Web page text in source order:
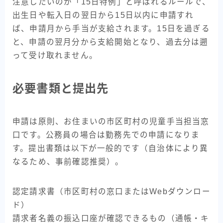
出生日や転入日の翌日から15日以内に申請すれ
ば、申請月から手当が支給されます。15日を過ぎる
と、申請の翌月分から支給開始となり、過去分は遡
って受け取れません。
必要書類と提出先
申請は原則、お住まいの市区町村の児童手当担当窓
口です。公務員の場合は勤務先での申請になりま
す。提出書類は以下が一般的です（自治体により異
なるため、事前確認推奨）。
認定請求書（市区町村の窓口またはWebダウンロー
ド）
請求者名義の振込口座が確認できるもの（通帳・キ